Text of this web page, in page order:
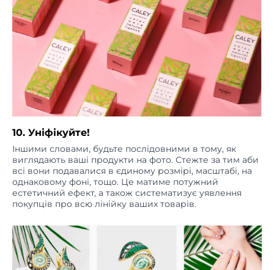
10. Уніфікуйте!
Іншими словами, будьте послідовними в тому, як
виглядають ваші продукти на фото. Стежте за тим аби
всі вони подавалися в єдиному розмірі, масштабі, на
однаковому фоні, тощо. Це матиме потужний
естетичний ефект, а також систематизує уявлення
покупців про всю лінійку ваших товарів.